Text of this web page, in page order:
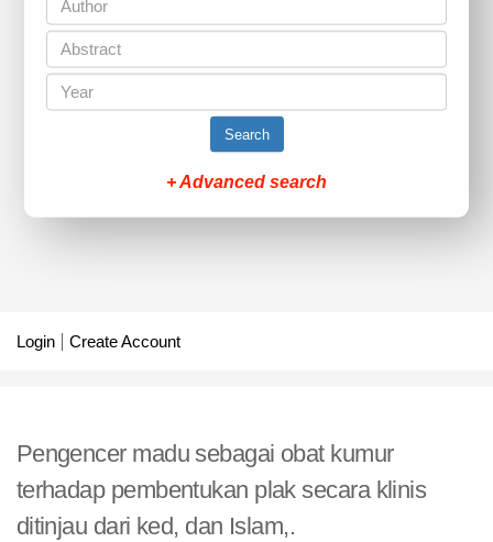
Search
+ Advanced search
Login Create Account
Pengencer madu sebagai obat kumur
terhadap pembentukan plak secara klinis
ditinjau dari ked, dan Islam,.